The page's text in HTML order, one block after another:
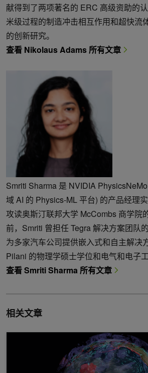
献得到了两项著名的 ERC 高级资助的
米级过程的制造冲击相互作用和超快流
的创新研究。
查看 Nikolaus Adams 所有文章
Smriti Sharma 是 NVIDIA
域 AI 的 Physics-ML 平台) 的产品经理
攻读奥斯汀联邦大学 McCombs 商学院
前，Smriti 曾担任 Tegra 解决方案团队
为多家汽车公司提供嵌入式和自主解决
Pilani 的物理学硕士学位和电气和电子
查看 Smriti Sharma 所有文章
相关文章
基于物理的机器学习平台 NVIDIA